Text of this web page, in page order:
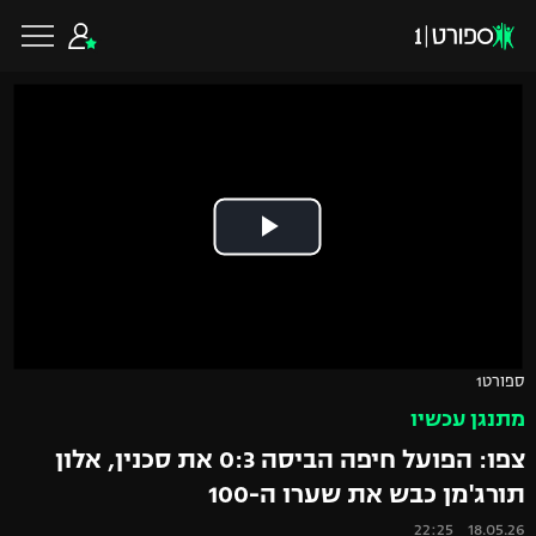
ליגיונרים
גביע המדינה
ליגה אירופית
כדורסל ישראלי
ליגה לאומית
כדורסל עולמי
NBA
ספורט1
מתנגן עכשיו
צפו: הפועל חיפה הביסה 0:3 את סכנין, אלון
תורג'מן כבש את שערו ה-100
18.05.26 22:25